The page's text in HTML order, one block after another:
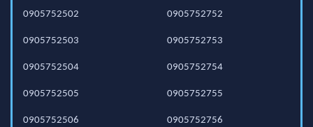
0905752502
0905752503
0905752504
0905752505
0905752506
0905752752
0905752753
0905752754
0905752755
0905752756